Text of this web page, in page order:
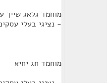
מוחמד גלאג שייך
- נציגי בעלי
מוחמד חג יחיא